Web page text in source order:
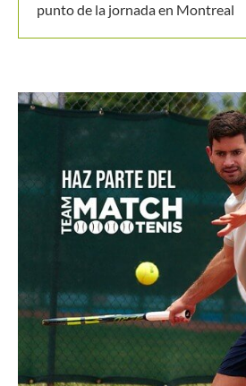
punto de la jornada en Montreal